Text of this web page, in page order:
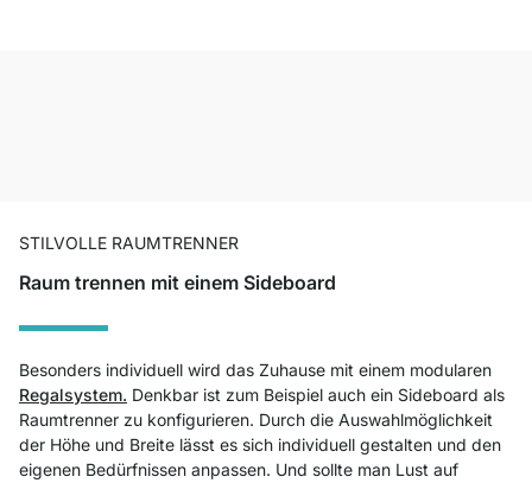
STILVOLLE RAUMTRENNER
Raum trennen mit einem Sideboard
Besonders individuell wird das Zuhause mit einem modularen
Regalsystem. Denkbar ist zum Beispiel auch ein Sideboard als
Raumtrenner zu konfigurieren. Durch die Auswahlmöglichkeit
der Höhe und Breite lässt es sich individuell gestalten und den
eigenen Bedürfnissen anpassen. Und sollte man Lust auf